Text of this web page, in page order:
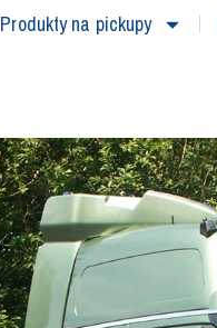
Produkty na pickupy